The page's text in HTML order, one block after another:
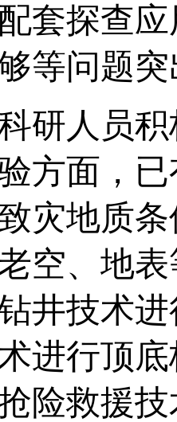
套探查
等问题
人员积
方面，
灾地质
空、地
井技术
进行顶
险救援